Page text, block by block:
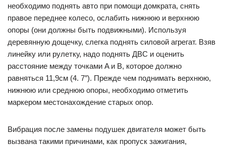
необходимо поднять авто при помощи домкрата, снять
правое переднее колесо, ослабить нижнюю и верхнюю
опоры (они должны быть подвижными). Используя
деревянную дощечку, слегка поднять силовой агрегат. Взяв
линейку или рулетку, надо поднять ДВС и оценить
расстояние между точками A и B, которое должно
равняться 11,9см (4. 7″). Прежде чем поднимать верхнюю,
нижнюю или среднюю опоры, необходимо отметить
маркером местонахождение старых опор.
Вибрация после замены подушек двигателя может быть
вызвана такими причинами, как пропуск зажигания,